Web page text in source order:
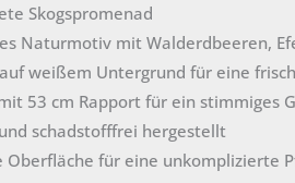
Skogspromenad
Naturmotiv mit Walderdbeeren,
weißem Untergrund für eine
53 cm Rapport für ein stimmiges
schadstofffrei hergestellt
Oberfläche für eine unkomplizierte